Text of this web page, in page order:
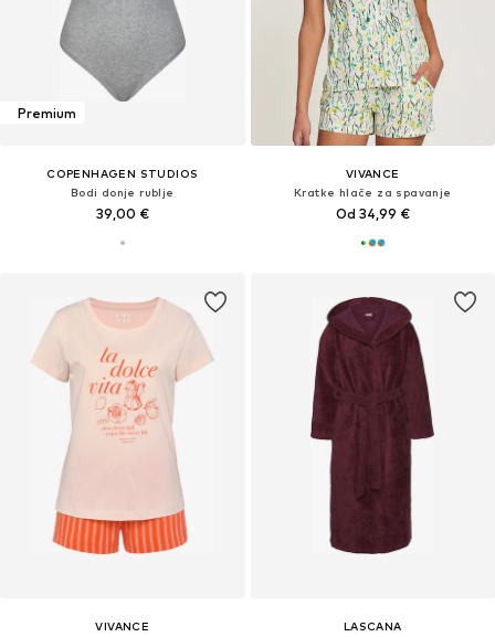
Premium
COPENHAGEN STUDIOS
Bodi donje rublje
39,00 €
VIVANCE
Kratke hlače za spavanje
Od 34,99 €
VIVANCE
LASCANA